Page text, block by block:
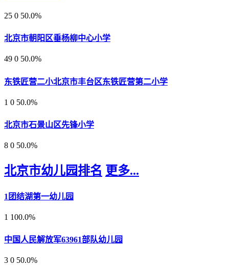
25 0 50.0%
北京市朝阳区垂杨柳中心小学
49 0 50.0%
东铁匠营二小北京市丰台区东铁匠营第二小学
1 0 50.0%
北京市石景山区先锋小学
8 0 50.0%
北京市幼儿园排名 更多...
1 团结湖第一幼儿园
1 100.0%
中国人民解放军63961部队幼儿园
3 0 50.0%